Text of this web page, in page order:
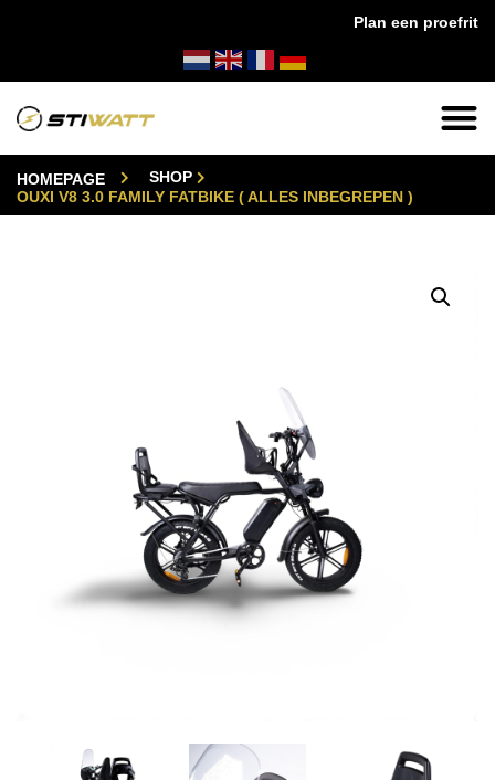
Plan een proefrit
HOMEPAGE
SHOP
OUXI V8 3.0 FAMILY FATBIKE ( ALLES INBEGREPEN )